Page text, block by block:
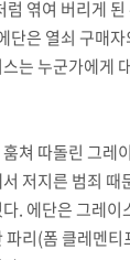
엮여 버리게
단은 열쇠 구매
는 누군가에게
쳐 따돌린 그레
저지른 범죄 때
. 에단은 그레이
파리(폼 클레멘